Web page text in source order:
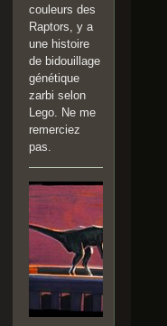
couleurs des
Raptors, y a
une histoire
de bidouillage
génétique
zarbi selon
Lego. Ne me
remerciez
pas.